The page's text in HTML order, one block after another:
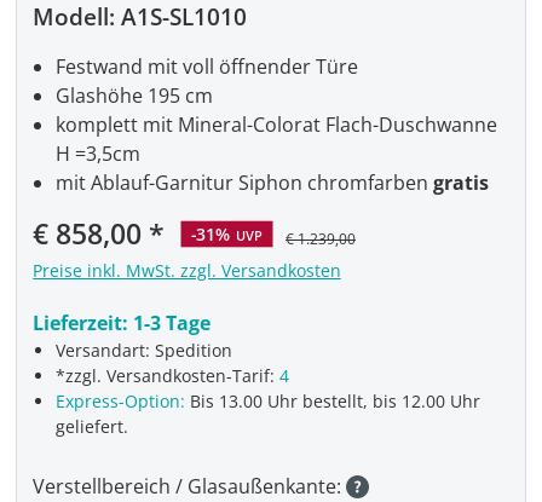
Modell: A1S-SL1010
€ 858,00 -31% UVP € 1.239,00
Preise inkl. MwSt. zzgl. Versandkosten
Lieferzeit: 1-3 Tage
Versandart: Spedition
*zzgl. Versandkosten-Tarif:4
Express-Option: Bis 13.00 Uhr bestellt, bis 12.00 Uhr
geliefert.
Festwand mit voll öffnender Türe
Glashöhe 195 cm
komplett mit Mineral-Colorat Flach-Duschwanne
H =3,5cm
mit Ablauf-Garnitur Siphon chromfarbengratis
Verstellbereich / Glasaußenkante: